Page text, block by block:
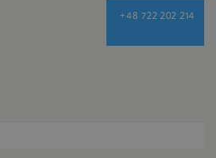
+48 722 202 214